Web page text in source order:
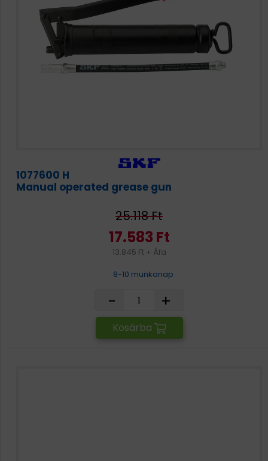
1077600 H
Manual operated grease gun
25.118 Ft
17.583 Ft
13.845 Ft + Áfa
8-10 munkanap
- +
Kosárba